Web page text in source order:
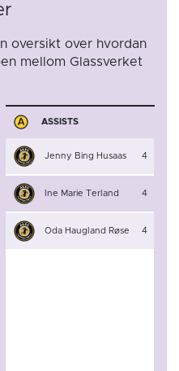
oversikt over hvordan
mellom Glassverket
ASSISTS
Jenny Bing Husaas 4
Ine Marie Terland 4
Oda Haugland Røse 4